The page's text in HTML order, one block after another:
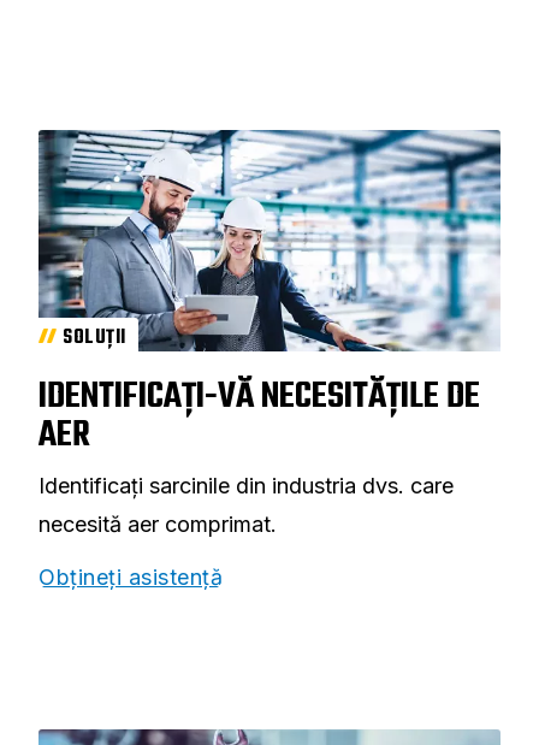
SOLUȚII
IDENTIFICAȚI-VĂ NECESITĂȚILE DE
AER
Identificați sarcinile din industria dvs. care
necesită aer comprimat.
Obțineți asistență